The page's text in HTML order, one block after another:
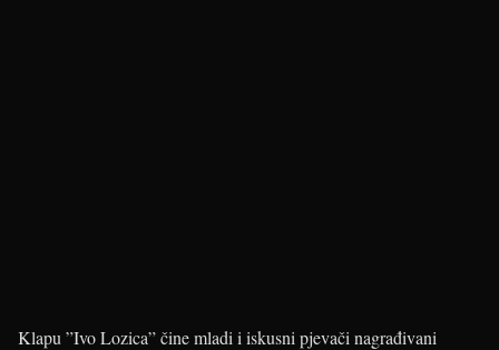
Klapu ”Ivo Lozica” čine mladi i iskusni pjevači nagrađivani